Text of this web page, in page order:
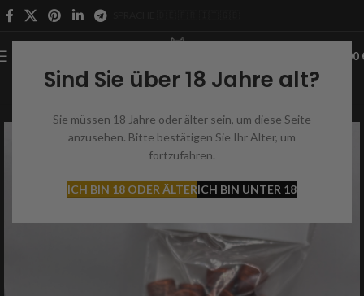
Sind Sie über 18 Jahre alt?
Sie müssen 18 Jahre oder älter sein, um diese Seite
anzusehen. Bitte bestätigen Sie Ihr Alter, um
fortzufahren.
ICH BIN 18 ODER ÄLTERICH BIN UNTER 18
0,00